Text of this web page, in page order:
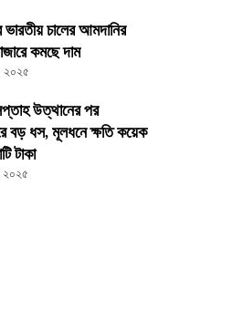
ভারতীয় চালের আমদানির
কমছে দাম
উত্থানের পর
বড় ধস, মূলধনে ক্ষতি কয়েক
টাকা